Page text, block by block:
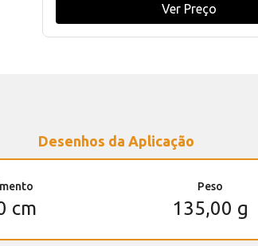
Ver Preço
Desenhos da Aplicação
cm
Peso
135,00 g